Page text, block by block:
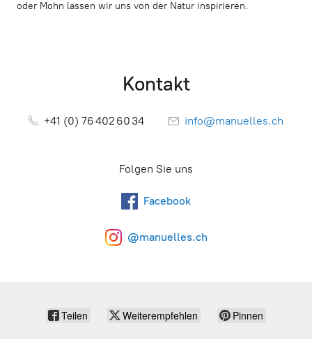
oder Mohn lassen wir uns von der Natur inspirieren.
Kontakt
+41 (0) 76 402 60 34 info@manuelles.ch
Folgen Sie uns
Facebook
@manuelles.ch
Teilen Weiterempfehlen Pinnen